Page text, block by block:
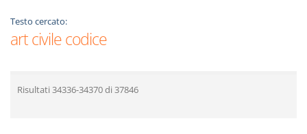
Testo cercato:
art civile codice
Risultati 34336-34370di 37846